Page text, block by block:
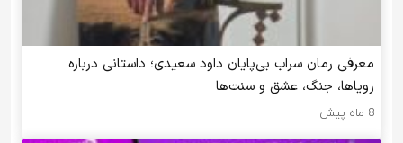
معرفی رمان سراب بی‌پایان داود سعیدی؛ داستانی درباره
رویاها، جنگ، عشق و سنت‌ها
8 ماه پیش